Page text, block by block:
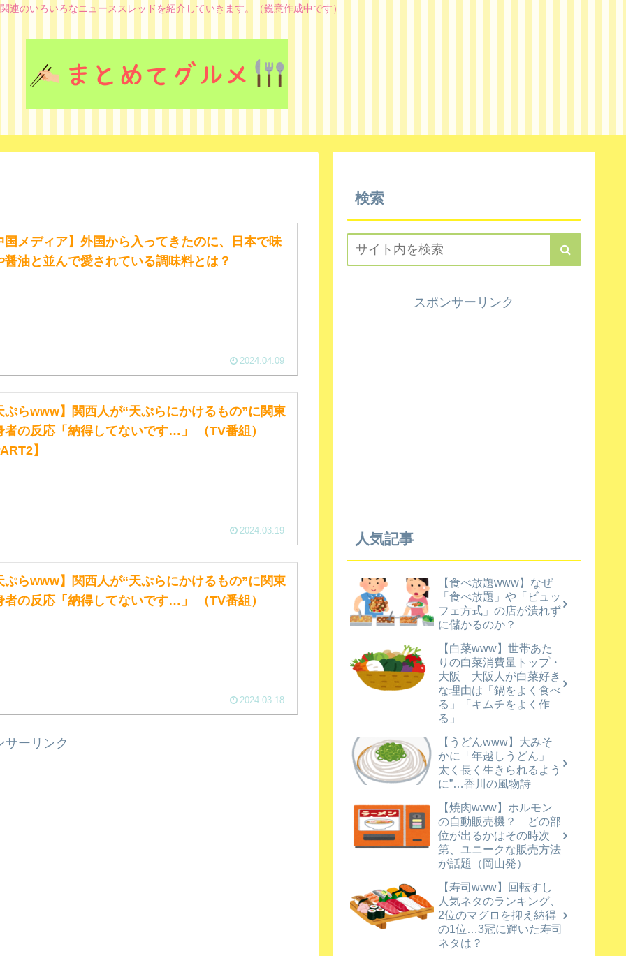
連のいろいろなニューススレッドを紹介していきます。（鋭意作成中です）
国メディア】外国から入ってきたのに、日本で味
醤油と並んで愛されている調味料とは？
2024.04.09
ぷらwww】関西人が“天ぷらにかけるもの”に関東
者の反応「納得してないです…」 （TV番組）
】
2024.03.19
ぷらwww】関西人が“天ぷらにかけるもの”に関東
者の反応「納得してないです…」 （TV番組）
2024.03.18
サーリンク
検索
スポンサーリンク
人気記事
【食べ放題www】なぜ
「食べ放題」や「ビュッ
フェ方式」の店が潰れず
に儲かるのか？
【白菜www】世帯あた
りの白菜消費量トップ・
大阪 大阪人が白菜好き
な理由は「鍋をよく食べ
る」「キムチをよく作
る」
【うどんwww】大みそ
かに「年越しうどん」
太く長く生きられるよう
に”…香川の風物詩
【焼肉www】ホルモン
の自動販売機？ どの部
位が出るかはその時次
第、ユニークな販売方法
が話題（岡山発）
【寿司www】回転すし
人気ネタのランキング、
2位のマグロを抑え納得
の1位…3冠に輝いた寿司
ネタは？